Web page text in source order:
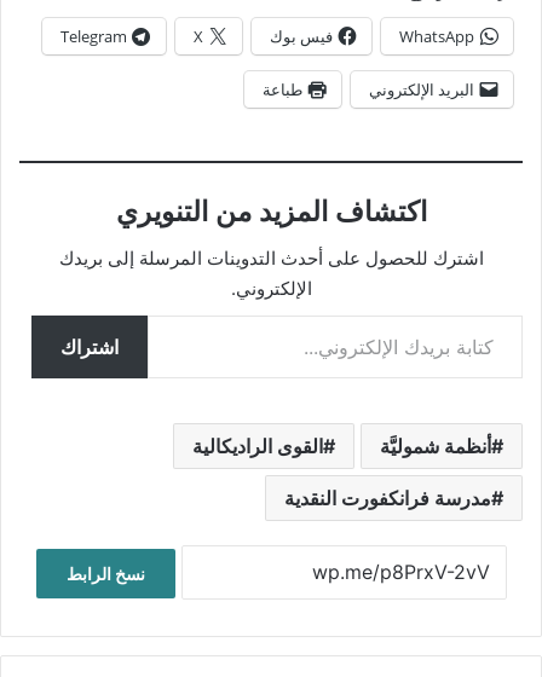
WhatsApp فيس بوك X
Telegram
البريد الإلكتروني طباعة
اكتشاف المزيد من التنويري
اشترك للحصول على أحدث التدوينات المرسلة إلى بريدك
الإلكتروني.
كتابة بريدك الإلكتروني...
اشتراك
أنظمة شموليَّة القوى الراديكالية
مدرسة فرانكفورت النقدية
نسخ الرابط